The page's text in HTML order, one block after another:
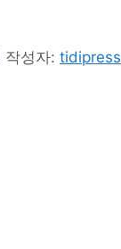
작성자: tidipress